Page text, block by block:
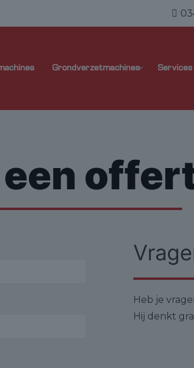
Grondverzetmachines Services
Heb je
Hij denkt